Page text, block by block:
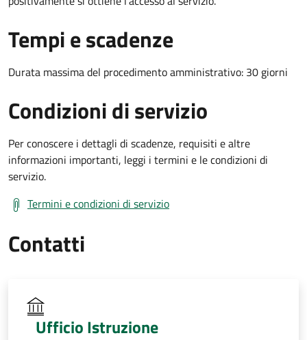
Tempi e scadenze
Durata massima del procedimento amministrativo: 30 giorni
Condizioni di servizio
Per conoscere i dettagli di scadenze, requisiti e altre
informazioni importanti, leggi i termini e le condizioni di
servizio.
Termini e condizioni di servizio
Contatti
Ufficio Istruzione